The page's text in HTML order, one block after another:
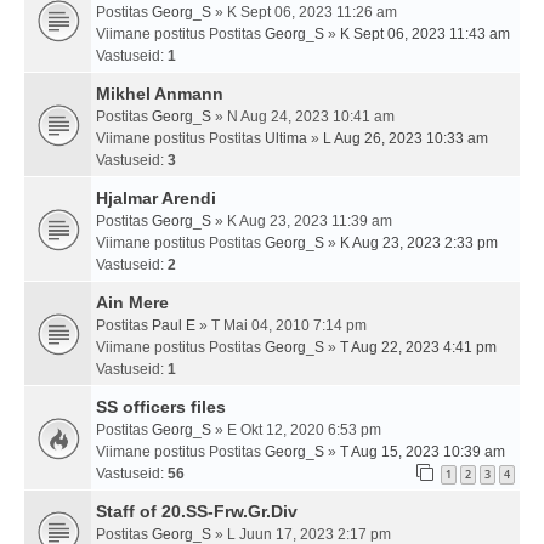
Postitas Georg_S » K Sept 06, 2023 11:26 am
Viimane postitus Postitas Georg_S » K Sept 06, 2023 11:43 am
Vastuseid: 1
Mikhel Anmann
Postitas Georg_S » N Aug 24, 2023 10:41 am
Viimane postitus Postitas Ultima » L Aug 26, 2023 10:33 am
Vastuseid: 3
Hjalmar Arendi
Postitas Georg_S » K Aug 23, 2023 11:39 am
Viimane postitus Postitas Georg_S » K Aug 23, 2023 2:33 pm
Vastuseid: 2
Ain Mere
Postitas Paul E » T Mai 04, 2010 7:14 pm
Viimane postitus Postitas Georg_S » T Aug 22, 2023 4:41 pm
Vastuseid: 1
SS officers files
Postitas Georg_S » E Okt 12, 2020 6:53 pm
Viimane postitus Postitas Georg_S » T Aug 15, 2023 10:39 am
Vastuseid: 56 1 2 3 4
Staff of 20.SS-Frw.Gr.Div
Postitas Georg_S » L Juun 17, 2023 2:17 pm